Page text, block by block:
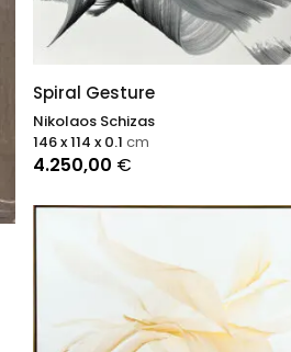
Spiral Gesture
Nikolaos Schizas
4.250,00 €
146 x 114 x 0.1 cm